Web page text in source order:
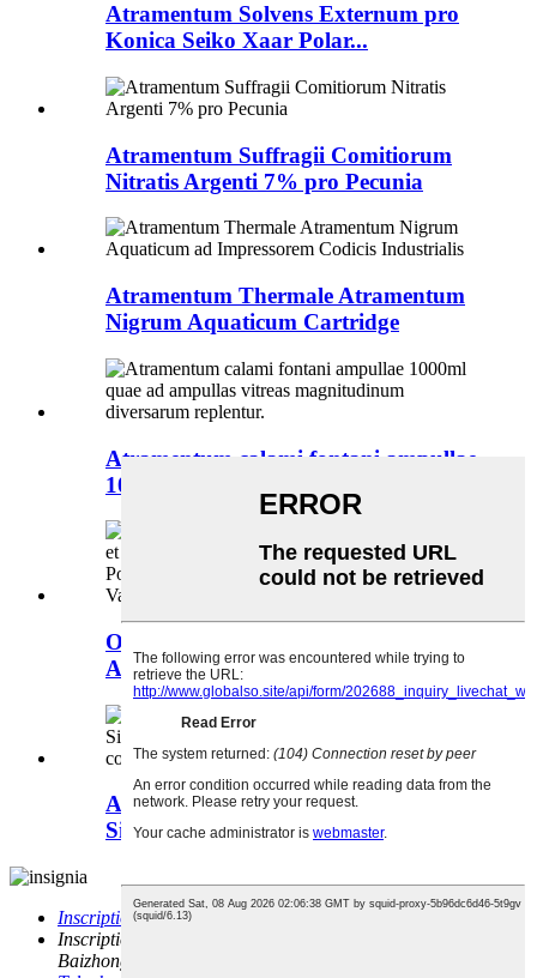
Atramentum Solvens Externum pro
Konica Seiko Xaar Polar...
Atramentum Suffragii Comitiorum
Nitratis Argenti 7% pro Pecunia
Atramentum Thermale Atramentum
Nigrum Aquaticum Cartridge
Atramentum calami fontani ampullae
1000ml quae repleantur ad...
Opus Chartae Sublimationis cum
Atramento Sublimationis et...
Atramentum indelebile 80ml officinae
Sinensis, argentum nitricum 15%...
Inscriptio electronica:
Inscriptio:
Baizhong, Comitatus Minqing, Urbs Fuzhou, Sina